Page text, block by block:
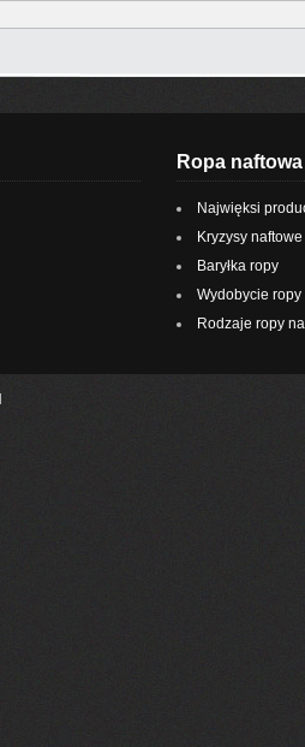
Ropa naftowa
Najwięksi
Kryzysy naftowe
Baryłka ropy
Wydobycie
Rodzaje ropy